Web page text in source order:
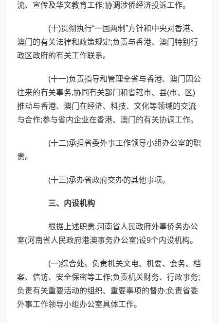
流、宣传及华文教育工作;协调涉侨经济投诉工作。
(十)贯彻执行“一国两制”方针和中央对香港、
澳门的有关法律和政策规定;负责与香港、澳门特别行
政区政府的有关工作联系。
(十一)负责指导和管理全省与香港、澳门因公
往来的有关事务,协同有关部门和省辖市、县(市、区)
推动与香港、澳门在经济、科技、文化等领域的交流
与合作;参与省内企业在香港、澳门的有关协调工作。
(十二)承担省委外事工作领导小组办公室的职
责。
(十三)承办省政府交办的其他事项。
三、内设机构
根据上述职责,河南省人民政府外事侨务办公
室(河南省人民政府港澳事务办公室)设9个内设机构。
(一)综合处。负责机关文电、机要、会务、档
案、信访、安全保密等工作;负责机关财务、行政事务;
负责有关重要活动的组织、重要事项的督办;负责省委
外事工作领导小组办公室具体工作。